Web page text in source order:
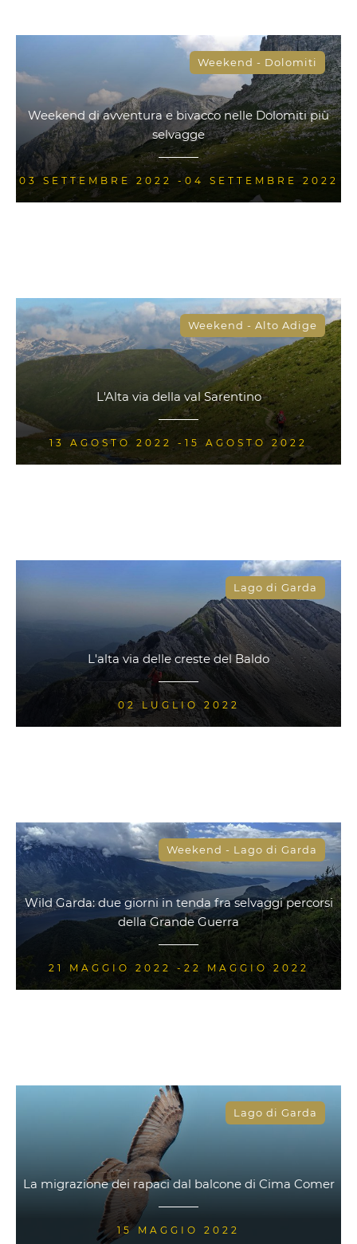
Weekend - Dolomiti
Weekend di avventura e bivacco nelle Dolomiti più
selvagge
03 SETTEMBRE 2022 -04 SETTEMBRE 2022
Weekend - Alto Adige
L'Alta via della val Sarentino
13 AGOSTO 2022 -15 AGOSTO 2022
Lago di Garda
L'alta via delle creste del Baldo
02 LUGLIO 2022
Weekend - Lago di Garda
Wild Garda: due giorni in tenda fra selvaggi percorsi
della Grande Guerra
21 MAGGIO 2022 -22 MAGGIO 2022
Lago di Garda
La migrazione dei rapaci dal balcone di Cima Comer
15 MAGGIO 2022